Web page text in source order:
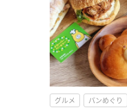
グルメ パンめぐり